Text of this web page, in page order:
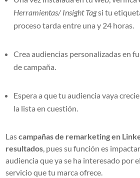
Herramientas/ Insight Tagsi tu
proceso tarda entre una y 24 horas.
Crea audiencias personalizadas en
de campaña.
Espera a que tu audiencia vaya
la lista en cuestión.
Lascampañas de remarketing en
resultados, pues su función es
audiencia que ya se ha interesado por
servicio que tu marca ofrece.